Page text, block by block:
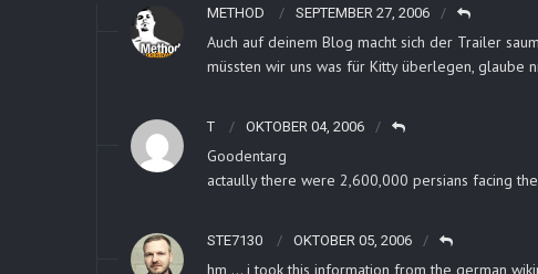
METHOD SEPTEMBER 27, 2006
Auch auf deinem Blog macht sich der Trailer
müssten wir uns was für Kitty überlegen, glaube
T OKTOBER 04, 2006
Goodentarg
actaully there were 2,600,000 persians facing
STE7130 OKTOBER 05, 2006
hm … i took this information from the german